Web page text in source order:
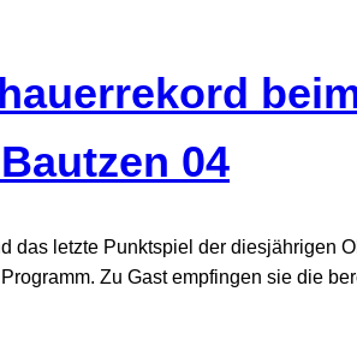
04
das letzte Punktspiel der diesjährigen
Zu Gast empfingen sie die